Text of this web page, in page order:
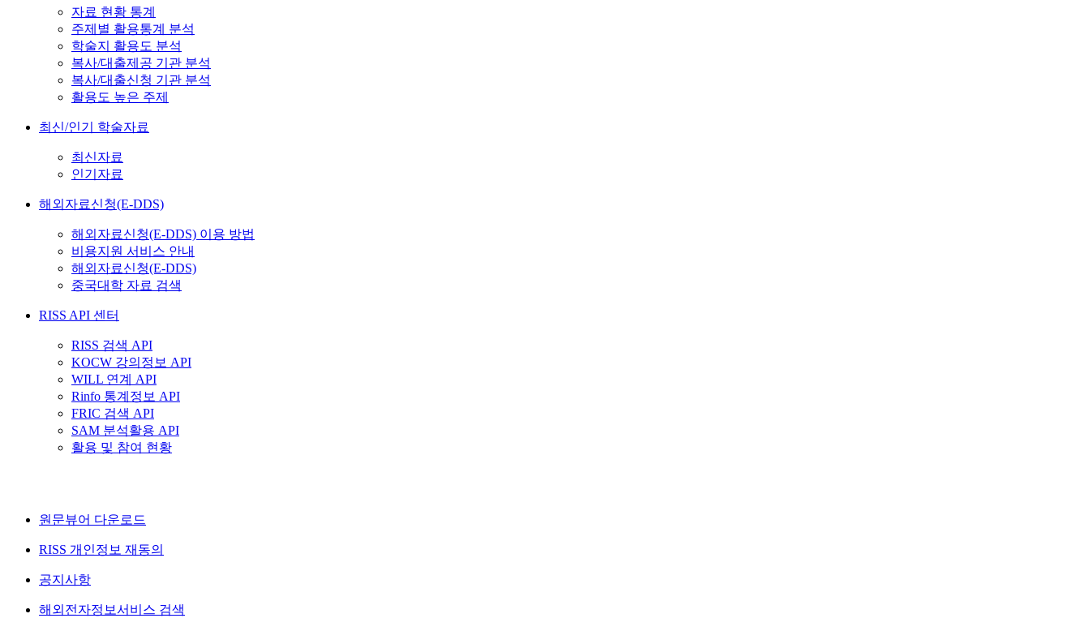
자료 현황 통계
주제별 활용통계 분석
학술지 활용도 분석
복사/대출제공 기관 분석
복사/대출신청 기관 분석
활용도 높은 주제
최신/인기 학술자료
최신자료
인기자료
해외자료신청(E-DDS)
해외자료신청(E-DDS) 이용 방법
비용지원 서비스 안내
해외자료신청(E-DDS)
중국대학 자료 검색
RISS API 센터
RISS 검색 API
KOCW 강의정보 API
WILL 연계 API
Rinfo 통계정보 API
FRIC 검색 API
SAM 분석활용 API
활용 및 참여 현황
원문뷰어 다운로드
RISS 개인정보 재동의
공지사항
해외전자정보서비스 검색